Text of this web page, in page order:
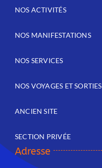
NOS ACTIVITÉS
NOS MANIFESTATIONS
NOS SERVICES
NOS VOYAGES ET SORTIES
ANCIEN SITE
SECTION PRIVÉE
Adresse